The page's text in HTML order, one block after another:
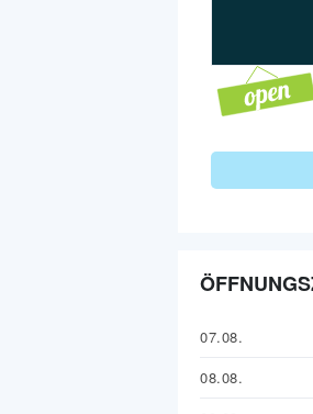
07.08.
08.08.